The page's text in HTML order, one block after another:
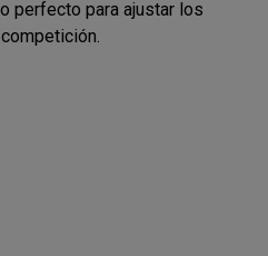
perfecto para ajustar los